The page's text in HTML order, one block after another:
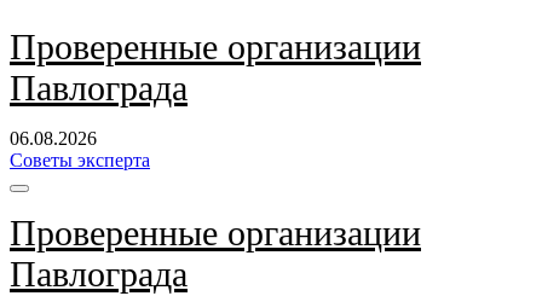
Перейти
к
содержанию
Проверенные организации
Павлограда
06.08.2026
Советы эксперта
Проверенные организации
Павлограда